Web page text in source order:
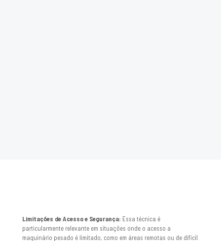
Limitações de Acesso e Segurança: Essa técnica é
particularmente relevante em situações onde o acesso a
maquinário pesado é limitado, como em áreas remotas ou de difícil